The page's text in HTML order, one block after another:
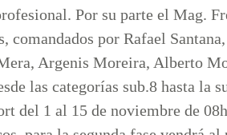
Por su parte el Mag.
comandados por Rafael
Argenis Moreira, Alberto
las categorías sub.8 hasta la
del 1 al 15 de noviembre de